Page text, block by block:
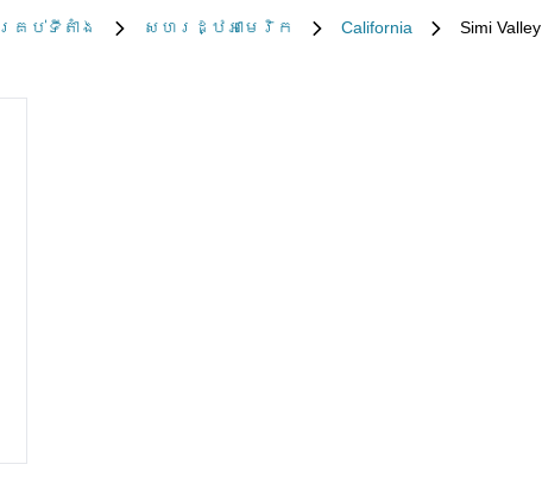
គ្រប់​ទីតាំង សហរដ្ឋអាមេរិក California Simi Valley